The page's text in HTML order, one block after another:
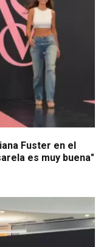
Fuster en el
es muy buena"